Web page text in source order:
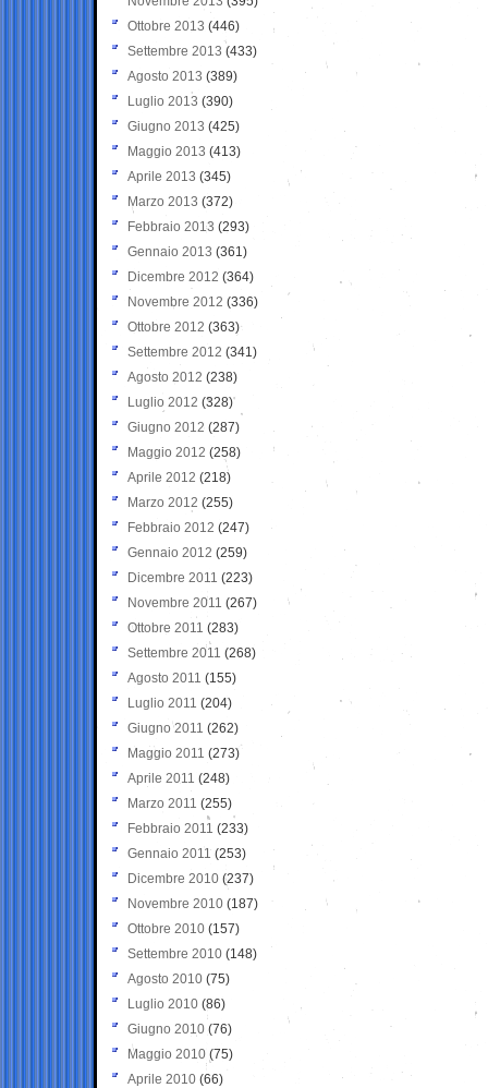
Ottobre 2013 (446)
Settembre 2013 (433)
Agosto 2013 (389)
Luglio 2013 (390)
Giugno 2013 (425)
Maggio 2013 (413)
Aprile 2013 (345)
Marzo 2013 (372)
Febbraio 2013 (293)
Gennaio 2013 (361)
Dicembre 2012 (364)
Novembre 2012 (336)
Ottobre 2012 (363)
Settembre 2012 (341)
Agosto 2012 (238)
Luglio 2012 (328)
Giugno 2012 (287)
Maggio 2012 (258)
Aprile 2012 (218)
Marzo 2012 (255)
Febbraio 2012 (247)
Gennaio 2012 (259)
Dicembre 2011 (223)
Novembre 2011 (267)
Ottobre 2011 (283)
Settembre 2011 (268)
Agosto 2011 (155)
Luglio 2011 (204)
Giugno 2011 (262)
Maggio 2011 (273)
Aprile 2011 (248)
Marzo 2011 (255)
Febbraio 2011 (233)
Gennaio 2011 (253)
Dicembre 2010 (237)
Novembre 2010 (187)
Ottobre 2010 (157)
Settembre 2010 (148)
Agosto 2010 (75)
Luglio 2010 (86)
Giugno 2010 (76)
Maggio 2010 (75)
Aprile 2010 (66)